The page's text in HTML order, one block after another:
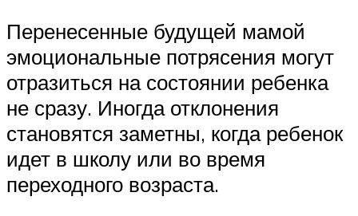
Перенесенные будущей мамой
эмоциональные потрясения могут
отразиться на состоянии ребенка
не сразу. Иногда отклонения
становятся заметны, когда ребенок
идет в школу или во время
переходного возраста.